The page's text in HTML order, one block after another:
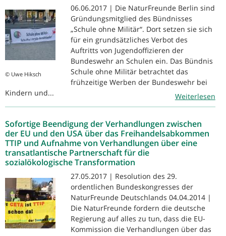
© Uwe Hiksch
06.06.2017 | Die NaturFreunde Berlin sind
Gründungsmitglied des Bündnisses
„Schule ohne Militär“. Dort setzen sie sich
für ein grundsätzliches Verbot des
Auftritts von Jugendoffizieren der
Bundeswehr an Schulen ein. Das Bündnis
Schule ohne Militär betrachtet das
frühzeitige Werben der Bundeswehr bei
Kindern und...
Weiterlesen
Sofortige Beendigung der Verhandlungen zwischen
der EU und den USA über das Freihandelsabkommen
TTIP und Aufnahme von Verhandlungen über eine
transatlantische Partnerschaft für die
sozialökologische Transformation
27.05.2017 | Resolution des 29.
ordentlichen Bundeskongresses der
NaturFreunde Deutschlands 04.04.2014 |
Die NaturFreunde fordern die deutsche
Regierung auf alles zu tun, dass die EU-
Kommission die Verhandlungen über das